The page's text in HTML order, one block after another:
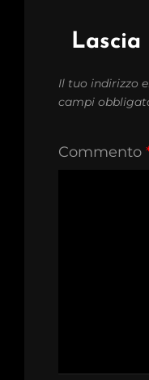
Lascia
Il tuo indirizzo
campi
Commento